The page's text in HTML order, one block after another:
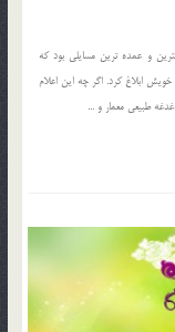
و عمده ترين مسايلي بود كه
ابلاغ كرد. اگر چه اين اعلام
طبيعي معمار و ...